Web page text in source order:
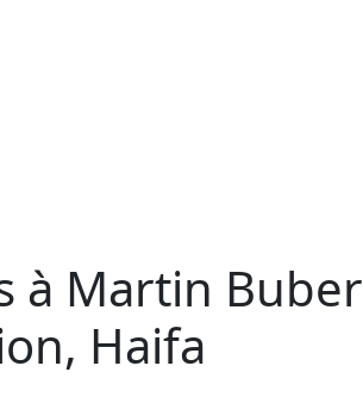
à Martin Buber
Haifa